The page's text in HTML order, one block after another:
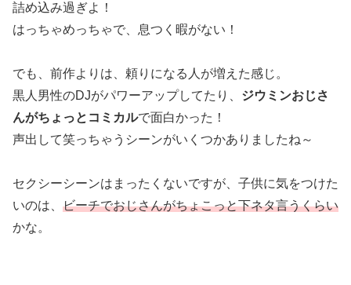
詰め込み過ぎよ！
はっちゃめっちゃで、息つく暇がない！
でも、前作よりは、頼りになる人が増えた感じ。
黒人男性のDJがパワーアップしてたり、 ジウミンおじさ
んがちょっとコミカルで面白かった！
声出して笑っちゃうシーンがいくつかありましたね～
セクシーシーンはまったくないですが、子供に気をつけた
いのは、 ビーチでおじさんがちょこっと下ネタ言うくらい
かな。